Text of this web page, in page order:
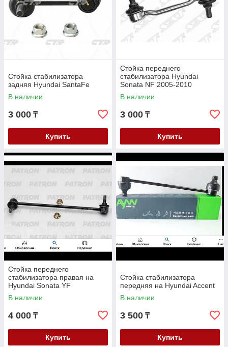
Стойка стабилизатора
задняя Hyundai SantaFe
В наличии
3 000 ₸
Купить
Стойка переднего
стабилизатора Hyundai
Sonata NF 2005-2010
В наличии
3 000 ₸
Купить
Стойка переднего
стабилизатора правая на
Hyundai Sonata YF
В наличии
4 000 ₸
Купить
Стойка стабилизатора
передняя на Hyundai Accent
В наличии
3 500 ₸
Купить